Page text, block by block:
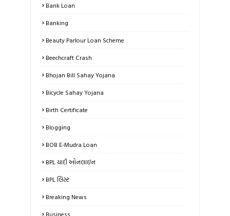
Bank Loan
Banking
Beauty Parlour Loan Scheme
Beechcraft Crash
Bhojan Bill Sahay Yojana
Bicycle Sahay Yojana
Birth Certificate
Blogging
BOB E-Mudra Loan
BPL યાદી ઓનલાઇન
BPL લિસ્ટ
Breaking News